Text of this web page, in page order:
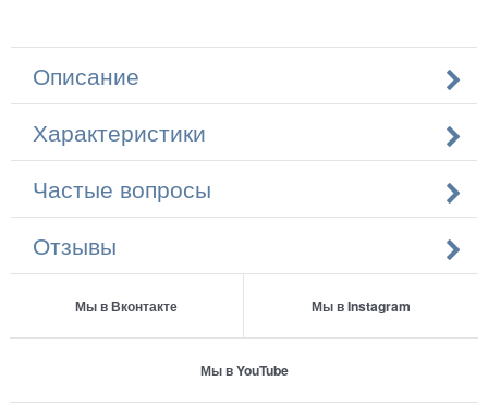
Описание
Характеристики
Частые вопросы
Отзывы
Мы в Вконтакте Мы в Instagram
Мы в YouTube